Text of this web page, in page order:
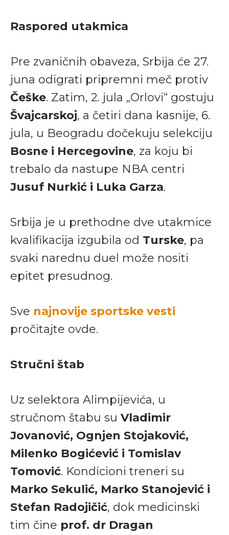
Raspored utakmica
Pre zvaničnih obaveza, Srbija će 27.
juna odigrati pripremni meč protiv
Češke. Zatim, 2. jula „Orlovi“ gostuju
Švajcarskoj, a četiri dana kasnije, 6.
jula, u Beogradu dočekuju selekciju
Bosne i Hercegovine, za koju bi
trebalo da nastupe NBA centri
Jusuf Nurkić i Luka Garza.
Srbija je u prethodne dve utakmice
kvalifikacija izgubila od Turske, pa
svaki narednu duel može nositi
epitet presudnog.
Sve najnovije sportske vesti
pročitajte ovde.
Stručni štab
Uz selektora Alimpijevića, u
stručnom štabu su Vladimir
Jovanović, Ognjen Stojaković,
Milenko Bogićević i Tomislav
Tomović. Kondicioni treneri su
Marko Sekulić, Marko Stanojević i
Stefan Radojičić, dok medicinski
tim čine prof. dr Dragan